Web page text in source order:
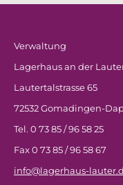
Verwaltung
Lagerhaus an der
Lautertalstrasse 65
72532 Gomadingen-
Tel. 0 73 85 / 96 58 25
Fax 0 73 85 / 96 58 67
info@lagerhaus-